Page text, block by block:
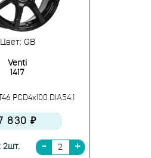
Цвет: GB
Venti
1417
PCD4x100 DIA54.1
830 ₽
2шт.